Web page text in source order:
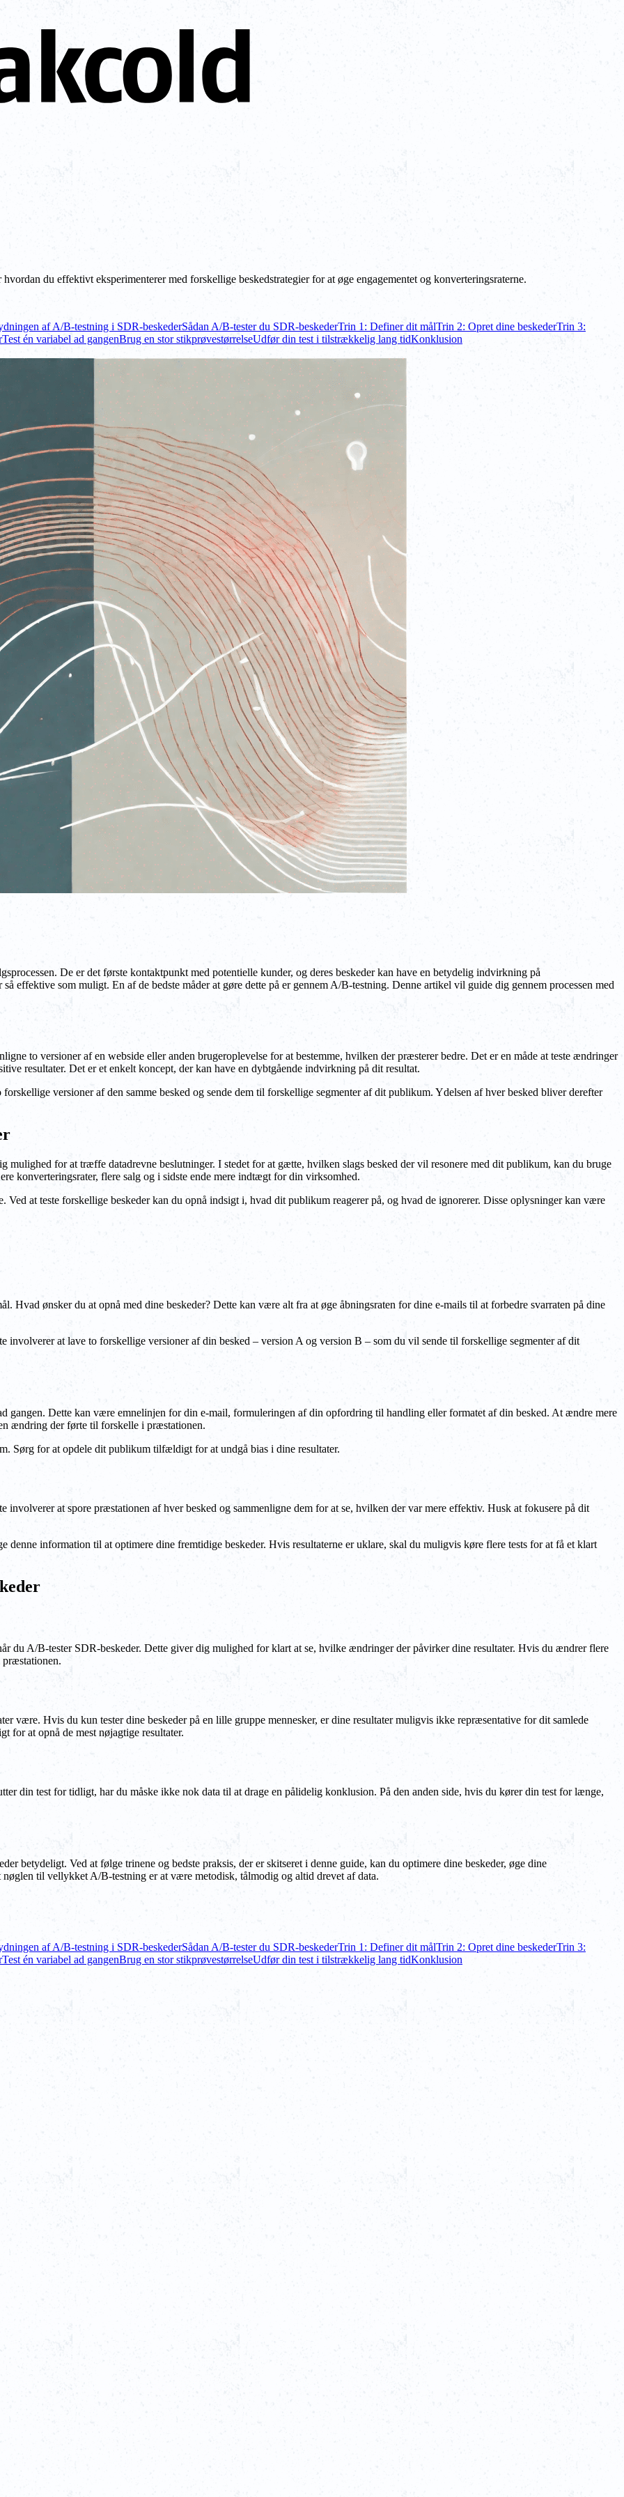
du effektivt eksperimenterer med forskellige beskedstrategier for at øge engagementet og konverteringsraterne.
af A/B-testning i SDR-beskederSådan A/B-tester du SDR-beskederTrin 1: Definer dit målTrin 2: Opret dine beskederTrin 3:
Test én variabel ad gangenBrug en stor stikprøvestørrelseUdfør din test i tilstrækkelig lang tidKonklusion
De er det første kontaktpunkt med potentielle kunder, og deres beskeder kan have en betydelig indvirkning på
effektive som muligt. En af de bedste måder at gøre dette på er gennem A/B-testning. Denne artikel vil guide dig gennem processen med
to versioner af en webside eller anden brugeroplevelse for at bestemme, hvilken der præsterer bedre. Det er en måde at teste ændringer
resultater. Det er et enkelt koncept, der kan have en dybtgående indvirkning på dit resultat.
versioner af den samme besked og sende dem til forskellige segmenter af dit publikum. Ydelsen af hver besked bliver derefter
for at træffe datadrevne beslutninger. I stedet for at gætte, hvilken slags besked der vil resonere med dit publikum, kan du bruge
konverteringsrater, flere salg og i sidste ende mere indtægt for din virksomhed.
at teste forskellige beskeder kan du opnå indsigt i, hvad dit publikum reagerer på, og hvad de ignorerer. Disse oplysninger kan være
Hvad ønsker du at opnå med dine beskeder? Dette kan være alt fra at øge åbningsraten for dine e-mails til at forbedre svarraten på dine
involverer at lave to forskellige versioner af din besked – version A og version B – som du vil sende til forskellige segmenter af dit
gangen. Dette kan være emnelinjen for din e-mail, formuleringen af din opfordring til handling eller formatet af din besked. At ændre mere
ændring der førte til forskelle i præstationen.
Sørg for at opdele dit publikum tilfældigt for at undgå bias i dine resultater.
involverer at spore præstationen af hver besked og sammenligne dem for at se, hvilken der var mere effektiv. Husk at fokusere på dit
denne information til at optimere dine fremtidige beskeder. Hvis resultaterne er uklare, skal du muligvis køre flere tests for at få et klart
du A/B-tester SDR-beskeder. Dette giver dig mulighed for klart at se, hvilke ændringer der påvirker dine resultater. Hvis du ændrer flere
være. Hvis du kun tester dine beskeder på en lille gruppe mennesker, er dine resultater muligvis ikke repræsentative for dit samlede
for at opnå de mest nøjagtige resultater.
din test for tidligt, har du måske ikke nok data til at drage en pålidelig konklusion. På den anden side, hvis du kører din test for længe,
betydeligt. Ved at følge trinene og bedste praksis, der er skitseret i denne guide, kan du optimere dine beskeder, øge dine
til vellykket A/B-testning er at være metodisk, tålmodig og altid drevet af data.
af A/B-testning i SDR-beskederSådan A/B-tester du SDR-beskederTrin 1: Definer dit målTrin 2: Opret dine beskederTrin 3:
Test én variabel ad gangenBrug en stor stikprøvestørrelseUdfør din test i tilstrækkelig lang tidKonklusion